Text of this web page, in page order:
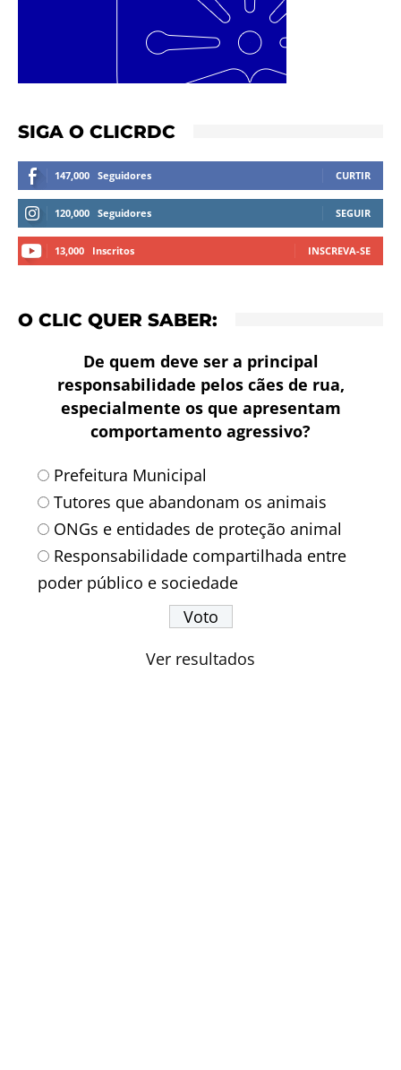
SIGA O CLICRDC
147,000 Seguidores CURTIR
120,000 Seguidores SEGUIR
13,000 Inscritos INSCREVA-SE
O CLIC QUER SABER:
De quem deve ser a principal
responsabilidade pelos cães de rua,
especialmente os que apresentam
comportamento agressivo?
Prefeitura Municipal
Tutores que abandonam os animais
ONGs e entidades de proteção animal
Responsabilidade compartilhada entre
poder público e sociedade
Ver resultados